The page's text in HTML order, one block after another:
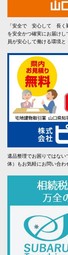
「安全で 安心して 長く
を安全かつ確実にお届け
員が安心して働ける環境と
遺品整理でお困りではな
体）もお気軽にお問い合わ